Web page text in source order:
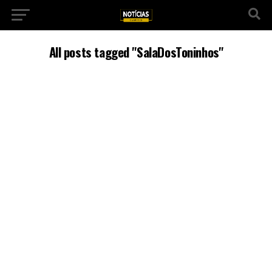
All posts tagged "SalaDosToninhos"